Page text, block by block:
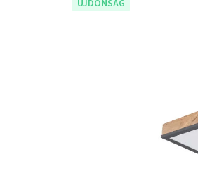
ÚJDONSÁG